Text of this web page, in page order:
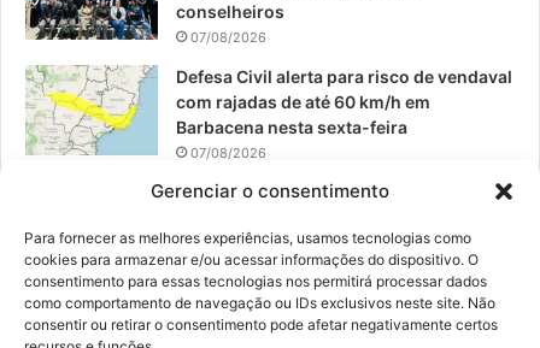
Gerenciar o consentimento
Para fornecer as melhores experiências, usamos tecnologias como
cookies para armazenar e/ou acessar informações do dispositivo. O
consentimento para essas tecnologias nos permitirá processar dados
como comportamento de navegação ou IDs exclusivos neste site. Não
consentir ou retirar o consentimento pode afetar negativamente certos
conselheiros
07/08/2026
Defesa Civil alerta para risco de vendaval
com rajadas de até 60 km/h em
Barbacena nesta sexta-feira
07/08/2026
EPCAR tem a melhor nota do IDEB no
06/08/2026